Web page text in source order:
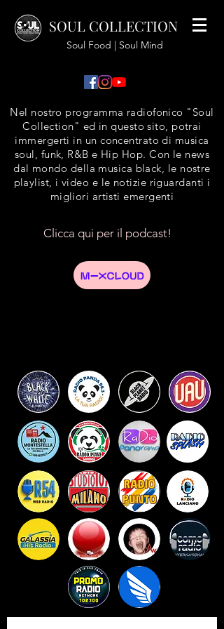
SOUL COLLECTION
Soul Food | Soul Mind
Nel nostro programma radiofonico "Soul
Collection" ed in questo sito, potrai
immergerti in un concentrato di musica
soul, funk, R&B e Hip Hop. Con le news
dal mondo della musica black, le nostre
playlist, i video e le notizie riguardanti i
migliori artisti emergenti
Clicca qui per il podcast!